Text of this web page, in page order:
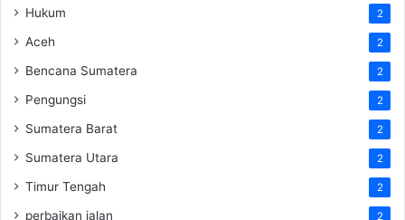
Hukum 2
Aceh 2
Bencana Sumatera 2
Pengungsi 2
Sumatera Barat 2
Sumatera Utara 2
Timur Tengah 2
perbaikan jalan 2